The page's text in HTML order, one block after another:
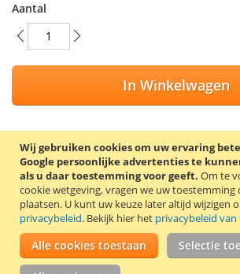
Wij gebruiken cookies om uw ervaring
Google persoonlijke advertenties te
als u daar toestemming voor geeft. Om te
cookie wetgeving, vragen we uw toestemming
plaatsen. U kunt uw keuze later altijd wijzigen
privacybeleid. Bekijk hier het privacybeleid van
Alle cookies toestaan Selectie
Aantal
In Winkelwagen
VOEG TOE AAN
TOEVOEGEN OM TE
Screen protector van gehard glas voor de
Plus. De screen protector wordt geleverd
schoonmaakdoekjes, waarmee het scherm
schoongemaakt kan worden.